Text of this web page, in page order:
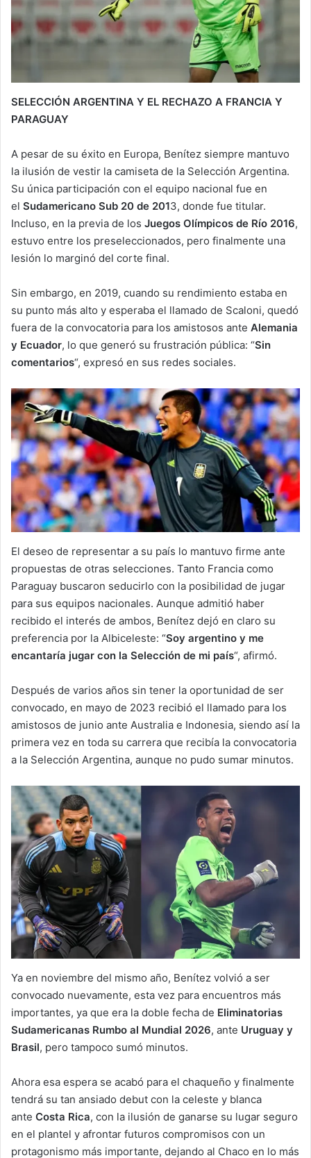
SELECCIÓN ARGENTINA Y EL RECHAZO A FRANCIA Y
PARAGUAY
A pesar de su éxito en Europa, Benítez siempre mantuvo
la ilusión de vestir la camiseta de la Selección Argentina.
Su única participación con el equipo nacional fue en
el Sudamericano Sub 20 de 2013, donde fue titular.
Incluso, en la previa de los Juegos Olímpicos de Río 2016,
estuvo entre los preseleccionados, pero finalmente una
lesión lo marginó del corte final.
Sin embargo, en 2019, cuando su rendimiento estaba en
su punto más alto y esperaba el llamado de Scaloni, quedó
fuera de la convocatoria para los amistosos ante Alemania
y Ecuador, lo que generó su frustración pública: “Sin
comentarios“, expresó en sus redes sociales.
El deseo de representar a su país lo mantuvo firme ante
propuestas de otras selecciones. Tanto Francia como
Paraguay buscaron seducirlo con la posibilidad de jugar
para sus equipos nacionales. Aunque admitió haber
recibido el interés de ambos, Benítez dejó en claro su
preferencia por la Albiceleste: “Soy argentino y me
encantaría jugar con la Selección de mi país“, afirmó.
Después de varios años sin tener la oportunidad de ser
convocado, en mayo de 2023 recibió el llamado para los
amistosos de junio ante Australia e Indonesia, siendo así la
primera vez en toda su carrera que recibía la convocatoria
a la Selección Argentina, aunque no pudo sumar minutos.
Ya en noviembre del mismo año, Benítez volvió a ser
convocado nuevamente, esta vez para encuentros más
importantes, ya que era la doble fecha de Eliminatorias
Sudamericanas Rumbo al Mundial 2026, ante Uruguay y
Brasil, pero tampoco sumó minutos.
Ahora esa espera se acabó para el chaqueño y finalmente
tendrá su tan ansiado debut con la celeste y blanca
ante Costa Rica, con la ilusión de ganarse su lugar seguro
en el plantel y afrontar futuros compromisos con un
protagonismo más importante, dejando al Chaco en lo más